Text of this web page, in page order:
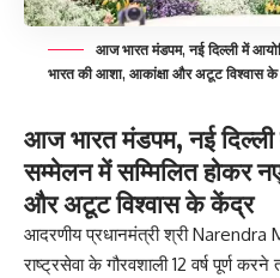
आज भारत मंडपम, नई दिल्ली में
भारत की आशा, आकांक्षा और अटूट विश्वास
आज भारत मंडपम, नई
सम्मेलन में सम्मिलित होकर
और अटूट विश्वास के केंद्र
आदरणीय प्रधानमंत्री श्रीNarendra
राष्ट्रसेवा के गौरवशाली 12 वर्ष पूर्ण